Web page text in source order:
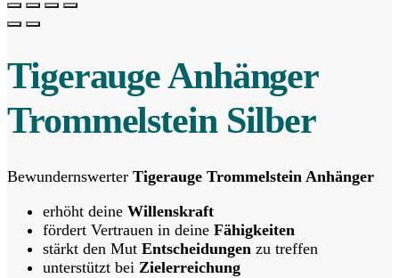
Tigerauge Anhänger
Trommelstein Silber
Bewundernswerter Tigerauge Trommelstein Anhänger
erhöht deine Willenskraft
fördert Vertrauen in deine Fähigkeiten
stärkt den Mut Entscheidungen zu treffen
unterstützt bei Zielerreichung